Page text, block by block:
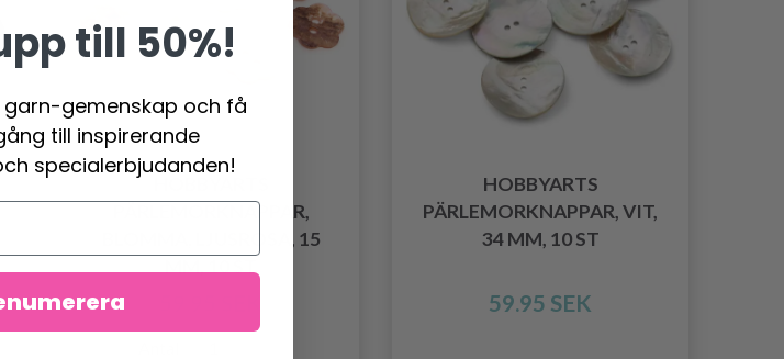
PÄRLEMORKNAPPAR,
BLOMMA, LJUSROSA, 15
HOBBYARTS
PÄRLEMORKNAPPAR, VIT,
34 MM, 10 ST
59.95 SEK
till 50%!
garn-gemenskap och få
till inspirerande
specialerbjudanden!